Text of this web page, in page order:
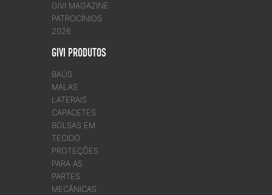
GIVI MAGAZINE
PATROCÍNIOS
2026
GIVI PRODUTOS
BAÚS
MALAS
LATERAIS
CAPACETES
BOLSAS EM
TECIDO
PROTEÇÕES
PARA AS
PARTES
MECÂNICAS